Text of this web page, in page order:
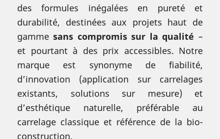
des formules inégalées en pureté et
durabilité, destinées aux projets haut de
gamme sans compromis sur la qualité –
et pourtant à des prix accessibles. Notre
marque est synonyme de fiabilité,
d’innovation (application sur carrelages
existants, solutions sur mesure) et
d’esthétique naturelle, préférable au
carrelage classique et référence de la bio-
construction.